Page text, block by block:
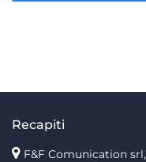
Recapiti
F&F Comunication